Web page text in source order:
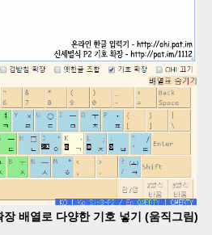
배열로 다양한 기호 넣기 (움직그림)